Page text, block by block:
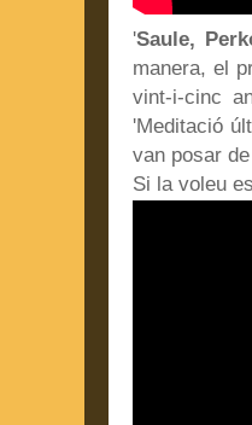
'Saule,
manera, el
vint-i-cinc
'Meditació
van posar
Si la voleu